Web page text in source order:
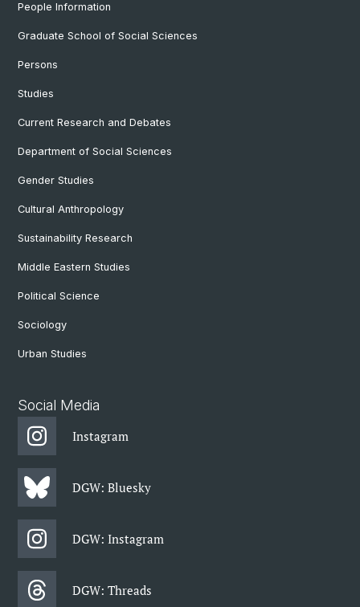
People Information
Graduate School of Social Sciences
Persons
Studies
Current Research and Debates
Department of Social Sciences
Gender Studies
Cultural Anthropology
Sustainability Research
Middle Eastern Studies
Political Science
Sociology
Urban Studies
Social Media
Instagram
DGW: Bluesky
DGW: Instagram
DGW: Threads